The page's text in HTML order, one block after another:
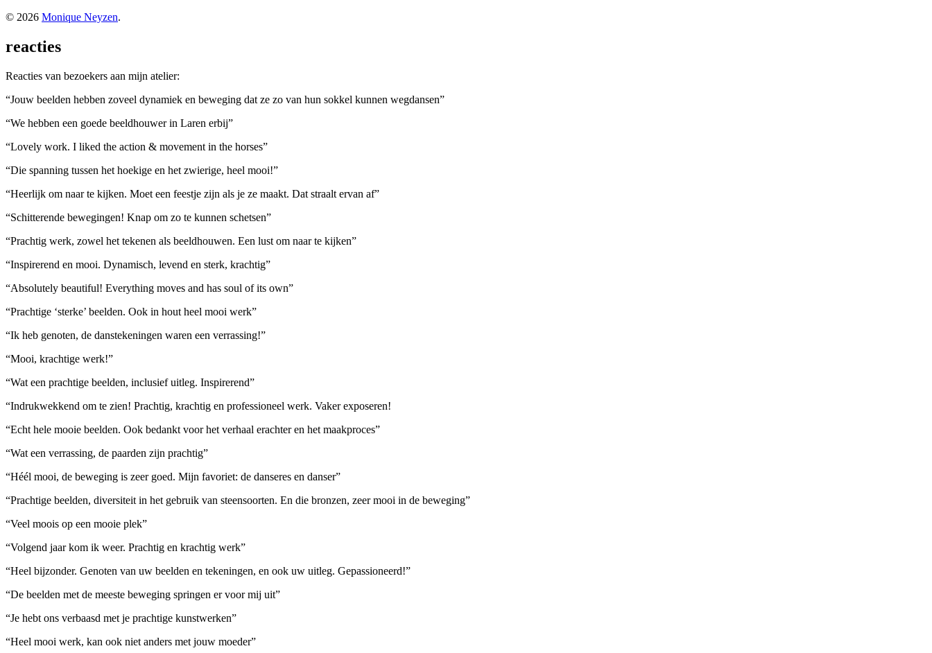
© 2026 Monique Neyzen.
reacties
Reacties van bezoekers aan mijn atelier:
“Jouw beelden hebben zoveel dynamiek en beweging dat ze zo van hun sokkel kunnen wegdansen”
“We hebben een goede beeldhouwer in Laren erbij”
“Lovely work. I liked the action & movement in the horses”
“Die spanning tussen het hoekige en het zwierige, heel mooi!”
“Heerlijk om naar te kijken. Moet een feestje zijn als je ze maakt. Dat straalt ervan af”
“Schitterende bewegingen! Knap om zo te kunnen schetsen”
“Prachtig werk, zowel het tekenen als beeldhouwen. Een lust om naar te kijken”
“Inspirerend en mooi. Dynamisch, levend en sterk, krachtig”
“Absolutely beautiful! Everything moves and has soul of its own”
“Prachtige ‘sterke’ beelden. Ook in hout heel mooi werk”
“Ik heb genoten, de danstekeningen waren een verrassing!”
“Mooi, krachtige werk!”
“Wat een prachtige beelden, inclusief uitleg. Inspirerend”
“Indrukwekkend om te zien! Prachtig, krachtig en professioneel werk. Vaker exposeren!
“Echt hele mooie beelden. Ook bedankt voor het verhaal erachter en het maakproces”
“Wat een verrassing, de paarden zijn prachtig”
“Héél mooi, de beweging is zeer goed. Mijn favoriet: de danseres en danser”
“Prachtige beelden, diversiteit in het gebruik van steensoorten. En die bronzen, zeer mooi in de beweging”
“Veel moois op een mooie plek”
“Volgend jaar kom ik weer. Prachtig en krachtig werk”
“Heel bijzonder. Genoten van uw beelden en tekeningen, en ook uw uitleg. Gepassioneerd!”
“De beelden met de meeste beweging springen er voor mij uit”
“Je hebt ons verbaasd met je prachtige kunstwerken”
“Heel mooi werk, kan ook niet anders met jouw moeder”